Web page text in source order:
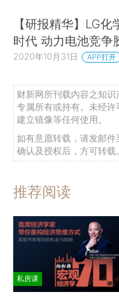
【研报精华】LG
时代 动力电池竞争
2020年10月31日 APP打开
财新网所刊载内容之知
专属所有或持有。未经
建立镜像等任何使用。
如有意愿转载，请发邮件
确认及授权后，方可转载。
推荐阅读
私房课